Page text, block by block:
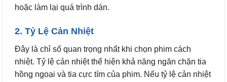
hoặc làm lại quá trình dán.
2. Tỷ Lệ Cản Nhiệt
Đây là chỉ số quan trọng nhất khi chọn phim cách
nhiệt. Tỷ lệ cản nhiệt thể hiện khả năng ngăn chặn tia
hồng ngoại và tia cực tím của phim. Nếu tỷ lệ cản nhiệt